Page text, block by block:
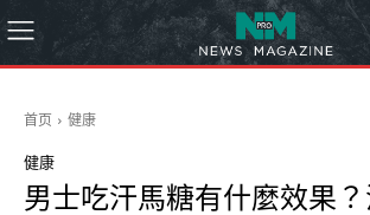
首页 健康
健康
男士吃汗馬糖有什麼效果